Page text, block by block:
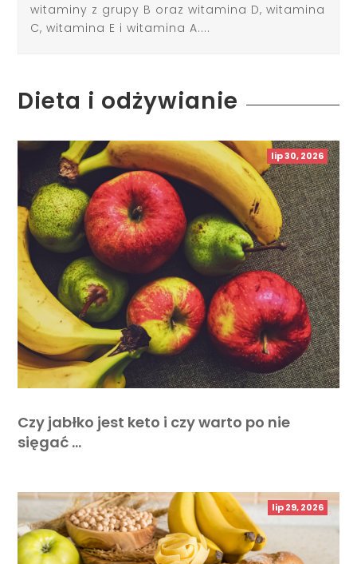
witaminy z grupy B oraz witamina D, witamina
C, witamina E i witamina A....
Dieta i odżywianie
lip 30, 2026
Czy jabłko jest keto i czy warto po nie
sięgać …
lip 29, 2026